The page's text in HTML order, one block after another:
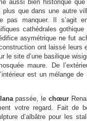
aussi bien historique
plus que dans une autre
pas manquer. Il s’agit
cathédrales gothique
asymétrique ne fut
ont laissé leurs
le site d’une basilique
maure. De
est un mélange
passée, le chœur
votre regard. Fait de
d’albâtre pour les